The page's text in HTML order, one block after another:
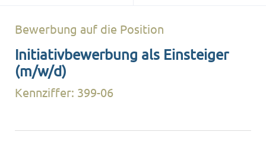
Bewerbung auf die Position
Initiativbewerbung als Einsteiger
(m/w/d)
Kennziffer: 399-06